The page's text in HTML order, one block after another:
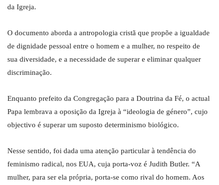
da Igreja.
O documento aborda a antropologia cristã que propõe a igualdade
de dignidade pessoal entre o homem e a mulher, no respeito de
sua diversidade, e a necessidade de superar e eliminar qualquer
discriminação.
Enquanto prefeito da Congregação para a Doutrina da Fé, o actual
Papa lembrava a oposição da Igreja à “ideologia de género”, cujo
objectivo é superar um suposto determinismo biológico.
Nesse sentido, foi dada uma atenção particular à tendência do
feminismo radical, nos EUA, cuja porta-voz é Judith Butler. “A
mulher, para ser ela própria, porta-se como rival do homem. Aos